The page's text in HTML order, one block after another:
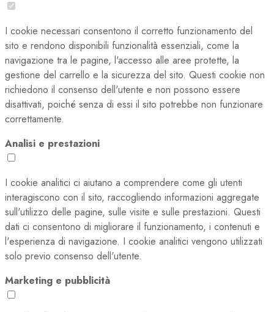
I cookie necessari consentono il corretto funzionamento del
sito e rendono disponibili funzionalità essenziali, come la
navigazione tra le pagine, l'accesso alle aree protette, la
gestione del carrello e la sicurezza del sito. Questi cookie non
richiedono il consenso dell'utente e non possono essere
disattivati, poiché senza di essi il sito potrebbe non funzionare
correttamente.
Analisi e prestazioni
I cookie analitici ci aiutano a comprendere come gli utenti
interagiscono con il sito, raccogliendo informazioni aggregate
sull'utilizzo delle pagine, sulle visite e sulle prestazioni. Questi
dati ci consentono di migliorare il funzionamento, i contenuti e
l'esperienza di navigazione. I cookie analitici vengono utilizzati
solo previo consenso dell'utente.
Marketing e pubblicità